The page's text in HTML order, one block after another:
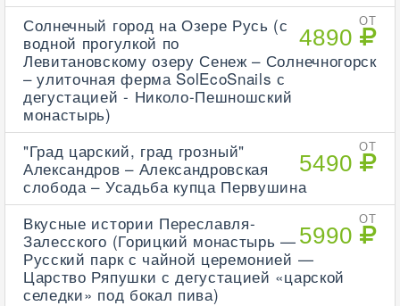
ОТ
4890
Солнечный город на Озере Русь (с
водной прогулкой по
Левитановскому озеру Сенеж – Солнечногорск
– улиточная ферма SolEcoSnails с
дегустацией - Николо-Пешношский
монастырь)
ОТ
5490
"Град царский, град грозный"
Александров – Александровская
слобода – Усадьба купца Первушина
ОТ
5990
Вкусные истории Переславля-
Залесского (Горицкий монастырь —
Русский парк с чайной церемонией —
Царство Ряпушки с дегустацией «царской
селедки» под бокал пива)